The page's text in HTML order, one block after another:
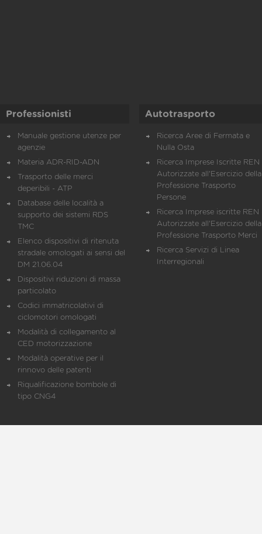
Professionisti
Manuale gestione utenze per
agenzie
Materia ADR-RID-ADN
Trasporto delle merci
deperibili - ATP
Database delle località a
supporto dei sistemi RDS
TMC
Elenco dispositivi di ritenuta
stradale omologati ai sensi del
DM 21.06.04
Dispositivi riduzioni di massa
particolato
Codici immatricolativi di
ciclomotori omologati
Modalità di collegamento al
CED motorizzazione
Modalità operative per il
rinnovo delle patenti
Riqualificazione bombole di
tipo CNG4
Autotrasporto
Ricerca Aree di Fermata e
Nulla Osta
Ricerca Imprese Iscritte REN
Autorizzate all'Esercizio della
Professione Trasporto
Persone
Ricerca Imprese iscritte REN
Autorizzate all'Esercizio della
Professione Trasporto Merci
Ricerca Servizi di Linea
Interregionali